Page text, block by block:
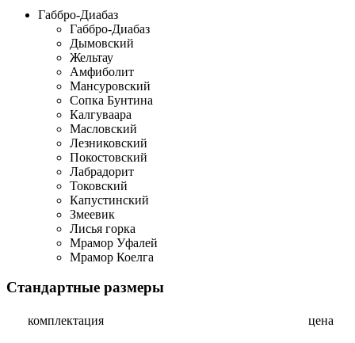
Габбро-Диабаз
Габбро-Диабаз
Дымовский
Жельтау
Амфиболит
Мансуровский
Сопка Бунтина
Калгуваара
Масловский
Лезниковский
Покостовский
Лабрадорит
Токовский
Капустинский
Змеевик
Лисья горка
Мрамор Уфалей
Мрамор Коелга
Стандартные размеры
комплектация цена